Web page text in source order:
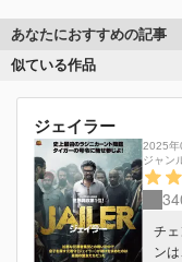
あなたにおすすめの記事
似ている作品
ジェイラー
2025年
ジャン
チ
ン